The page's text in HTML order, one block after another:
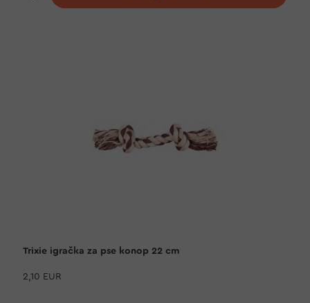
Trixie igračka za pse konop 22 cm
2,10 EUR